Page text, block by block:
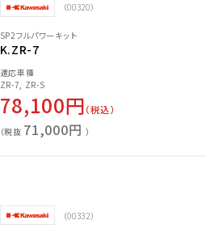
（00320）
SP2フルパワーキット
K.ZR-7
適応車種
ZR-7, ZR-S
78,100円（税込）
（税抜 71,000円 ）
（00332）